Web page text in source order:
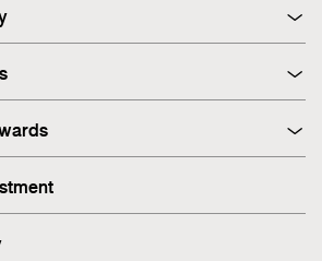
Process
& Materiality Analysis
Chain
Report (CGR)
Scores
Scorecard